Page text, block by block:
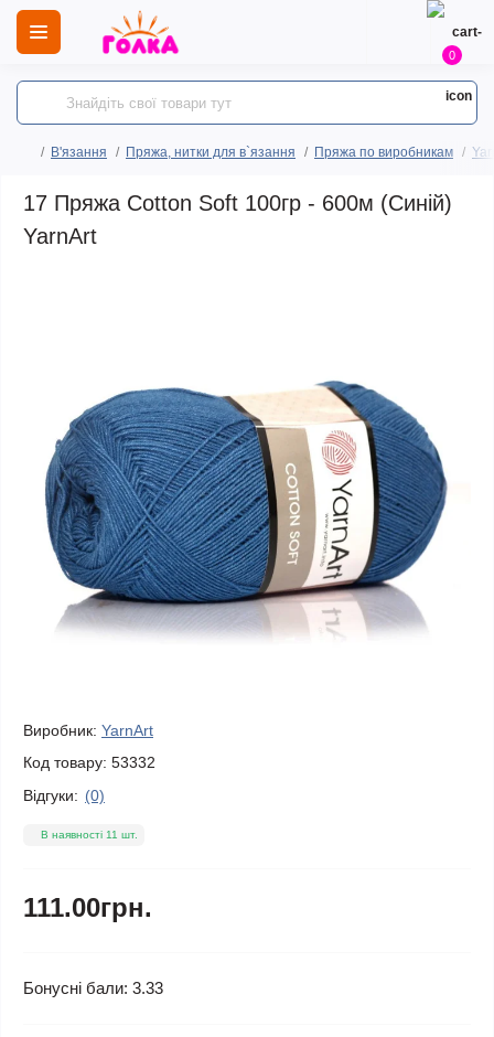
0
В'язання Пряжа, нитки для в`язання Пряжа по виробникам
17 Пряжа Cotton Soft 100гр - 600м (Синій)
YarnArt
Виробник: YarnArt
Код товару: 53332
Відгуки: (0)
В наявності 11 шт.
111.00грн.
Бонусні бали: 3.33